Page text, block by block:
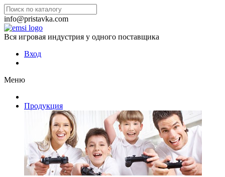
info@pristavka.com
Вся игровая индустрия у одного поставщика
Вход
Меню
Продукция